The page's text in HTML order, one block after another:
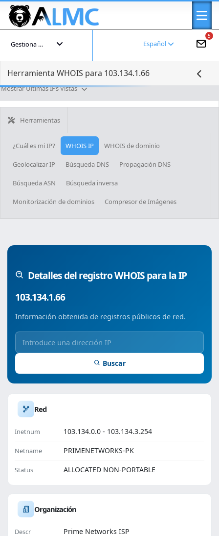
5
Español
Gestiona tu cuenta
Herramienta WHOIS para 103.134.1.66
Mostrar Últimas IPs Vistas
Herramientas
¿Cuál es mi IP? WHOIS IP WHOIS de dominio
Geolocalizar IP Búsqueda DNS Propagación DNS
Búsqueda ASN Búsqueda inversa
Monitorización de dominios Compresor de Imágenes
Detalles del registro WHOIS para la IP
103.134.1.66
Información obtenida de registros públicos de red.
Buscar
Red
Inetnum 103.134.0.0 - 103.134.3.254
Netname PRIMENETWORKS-PK
Status ALLOCATED NON-PORTABLE
Organización
Descr
Prime Networks ISP